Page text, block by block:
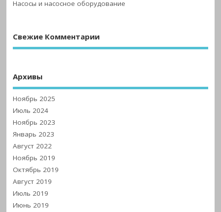
Насосы и насосное оборудование
Свежие Комментарии
Архивы
Ноябрь 2025
Июль 2024
Ноябрь 2023
Январь 2023
Август 2022
Ноябрь 2019
Октябрь 2019
Август 2019
Июль 2019
Июнь 2019